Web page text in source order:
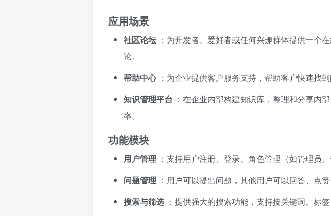
应用场景
社区论坛 ：为开发者、爱好者或任何兴趣群体提供一个
论。
帮助中心 ：为企业提供客户服务支持，帮助客户快速找
知识管理平台 ：在企业内部构建知识库，整理和分享内
率。
功能模块
用户管理 ：支持用户注册、登录、角色管理（如管理员、
问题管理 ：用户可以提出问题，其他用户可以回答、点
搜索与筛选 ：提供强大的搜索功能，支持按关键词、标